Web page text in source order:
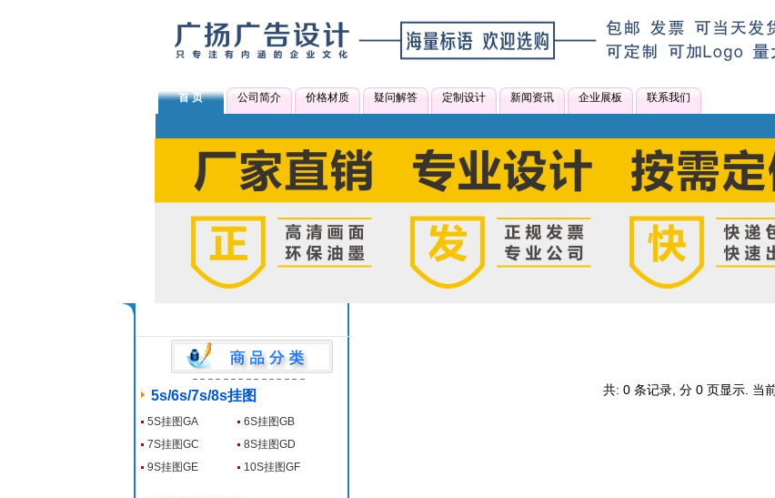
首 页 公司简介 价格材质 疑问解答 定制设计 新闻资讯 企业展板 联系我们
5s/6s/7s/8s挂图
5S挂图GA
6S挂图GB
7S挂图GC
8S挂图GD
9S挂图GE
10S挂图GF
共: 0 条记录, 分 0 页显示. 当